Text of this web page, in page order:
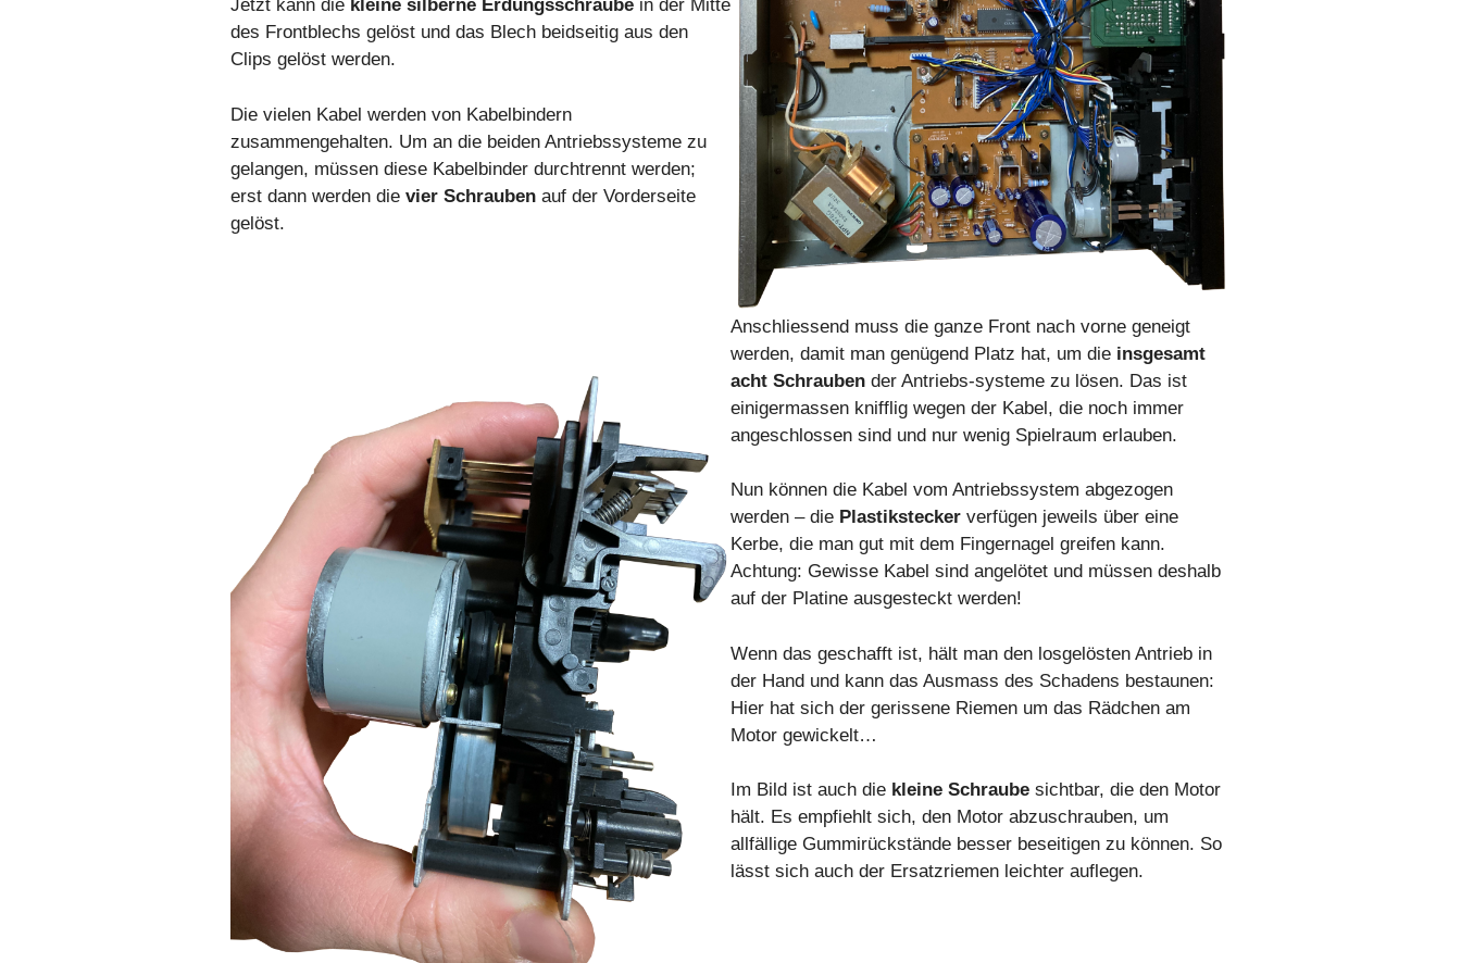
Jetzt kann die kleine silberne Erdungsschraube in der Mitte
des Frontblechs gelöst und das Blech beidseitig aus den
Clips gelöst werden.
Die vielen Kabel werden von Kabelbindern
zusammengehalten. Um an die beiden Antriebssysteme zu
gelangen, müssen diese Kabelbinder durchtrennt werden;
erst dann werden die vier Schrauben auf der Vorderseite
gelöst.
Anschliessend muss die ganze Front nach vorne geneigt
werden, damit man genügend Platz hat, um die insgesamt
acht Schrauben der Antriebs-systeme zu lösen. Das ist
einigermassen knifflig wegen der Kabel, die noch immer
angeschlossen sind und nur wenig Spielraum erlauben.
Nun können die Kabel vom Antriebssystem abgezogen
werden – die Plastikstecker verfügen jeweils über eine
Kerbe, die man gut mit dem Fingernagel greifen kann.
Achtung: Gewisse Kabel sind angelötet und müssen deshalb
auf der Platine ausgesteckt werden!
Wenn das geschafft ist, hält man den losgelösten Antrieb in
der Hand und kann das Ausmass des Schadens bestaunen:
Hier hat sich der gerissene Riemen um das Rädchen am
Motor gewickelt…
Im Bild ist auch die kleine Schraube sichtbar, die den Motor
hält. Es empfiehlt sich, den Motor abzuschrauben, um
allfällige Gummirückstände besser beseitigen zu können. So
lässt sich auch der Ersatzriemen leichter auflegen.